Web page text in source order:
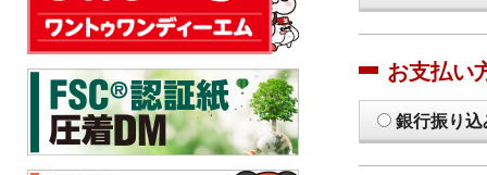
お支払い
銀行振り込